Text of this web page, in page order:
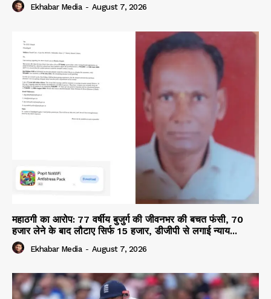
Ekhabar Media - August 7, 2026
महाठगी का आरोप: 77 वर्षीय बुजुर्ग की जीवनभर की बचत फंसी, 70
हजार लेने के बाद लौटाए सिर्फ 15 हजार, डीजीपी से लगाई न्याय...
Ekhabar Media - August 7, 2026